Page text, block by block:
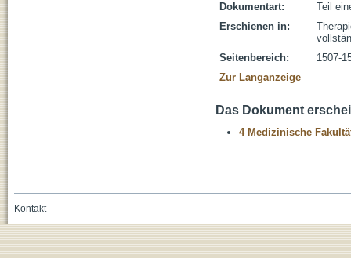
Dokumentart:
Teil
Erschienen in:
Seitenbereich:
1507-
Zur Langanzeige
Das Dokument
4 Medizinische
Kontakt